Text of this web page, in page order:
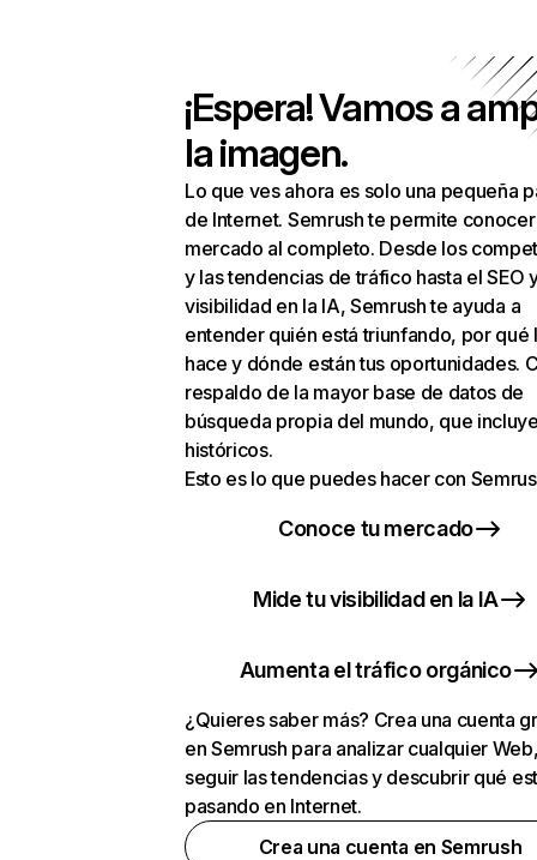
¡Espera! Vamos a
la imagen.
Lo que ves ahora es solo una pequeña
de Internet. Semrush te permite
mercado al completo. Desde los
y las tendencias de tráfico hasta el SEO
visibilidad en la IA, Semrush te ayuda a
entender quién está triunfando, por qué
hace y dónde están tus oportunidades.
respaldo de la mayor base de datos de
búsqueda propia del mundo, que
históricos.
Esto es lo que puedes hacer con
Conoce tu mercado
Mide tu visibilidad en la IA
Aumenta el tráfico orgánico
¿Quieres saber más? Crea una cuenta
en Semrush para analizar cualquier
seguir las tendencias y descubrir qué
pasando en Internet.
Crea una cuenta en Semrush